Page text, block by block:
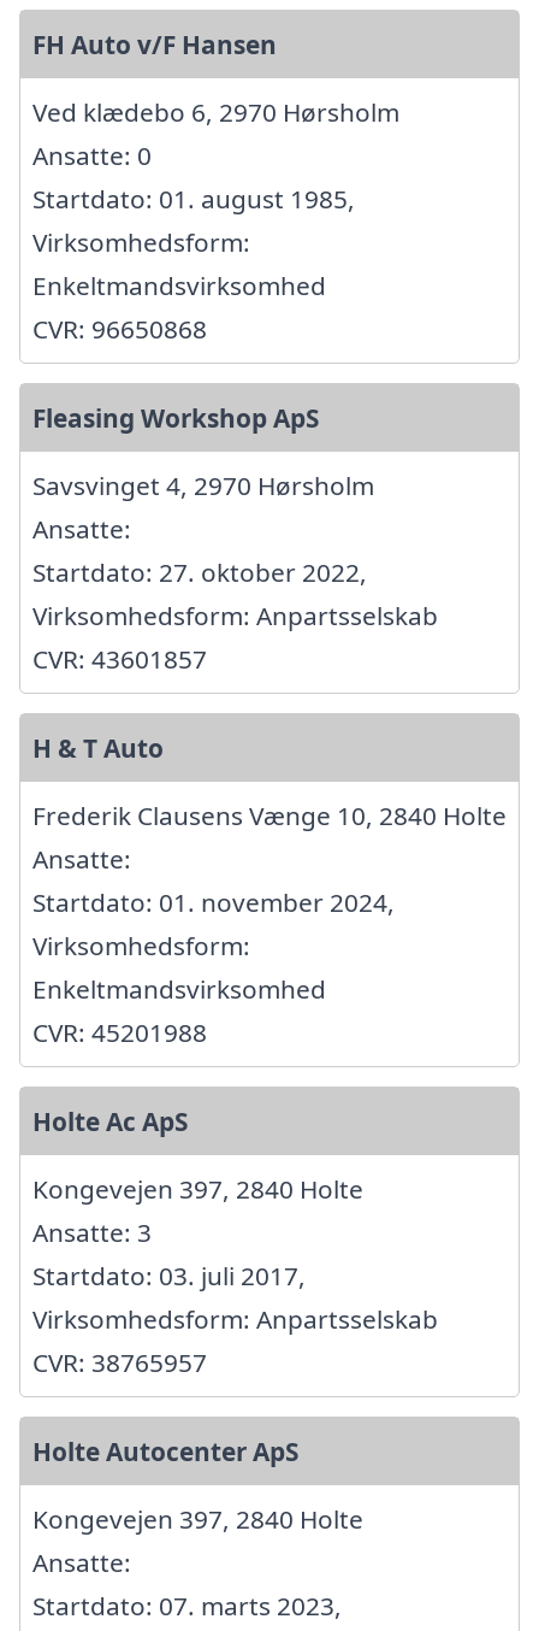
FH Auto v/F Hansen
Ved klædebo 6, 2970 Hørsholm
Ansatte: 0
Startdato: 01. august 1985,
Virksomhedsform:
Enkeltmandsvirksomhed
CVR: 96650868
Fleasing Workshop ApS
Savsvinget 4, 2970 Hørsholm
Ansatte:
Startdato: 27. oktober 2022,
Virksomhedsform: Anpartsselskab
CVR: 43601857
H & T Auto
Frederik Clausens Vænge 10, 2840 Holte
Ansatte:
Startdato: 01. november 2024,
Virksomhedsform:
Enkeltmandsvirksomhed
CVR: 45201988
Holte Ac ApS
Kongevejen 397, 2840 Holte
Ansatte: 3
Startdato: 03. juli 2017,
Virksomhedsform: Anpartsselskab
CVR: 38765957
Holte Autocenter ApS
Kongevejen 397, 2840 Holte
Ansatte:
Startdato: 07. marts 2023,